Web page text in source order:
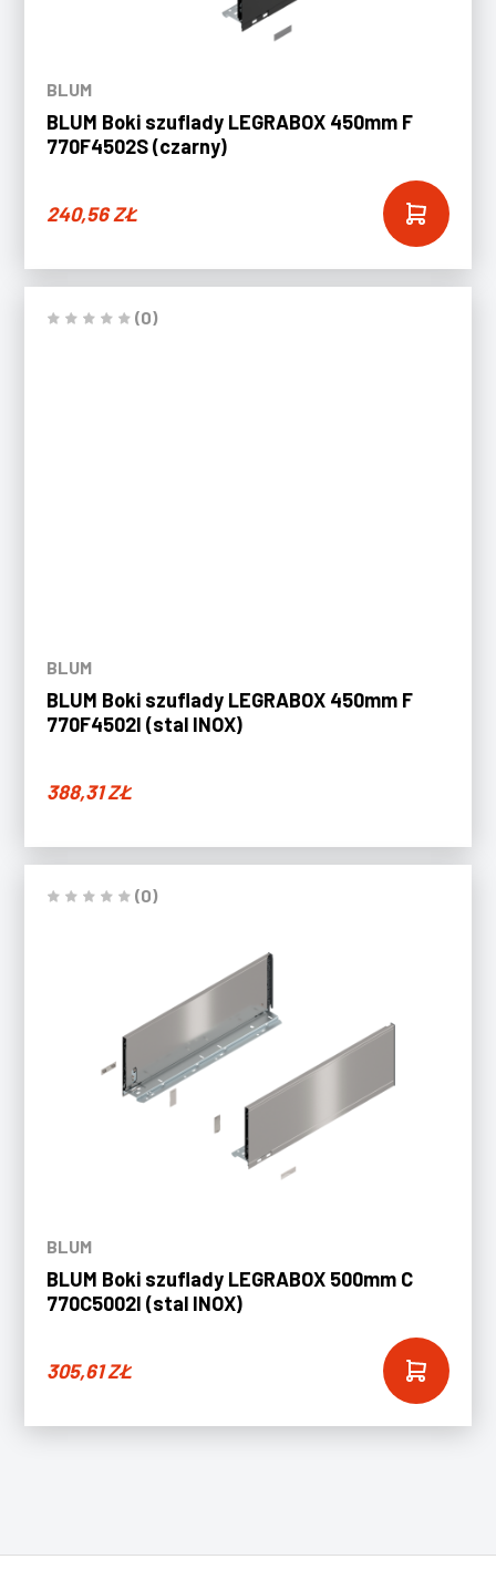
BLUM
BLUM Boki szuflady LEGRABOX 450mm F
770F4502S (czarny)
240,56ZŁ
(0)
BLUM
BLUM Boki szuflady LEGRABOX 450mm F
770F4502I (stal INOX)
388,31ZŁ
(0)
BLUM
BLUM Boki szuflady LEGRABOX 500mm C
770C5002I (stal INOX)
305,61ZŁ